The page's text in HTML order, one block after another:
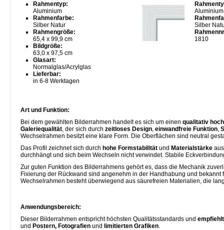
Rahmentyp:
Aluminium
Rahmenfarbe:
Silber Natur
Rahmengröße:
65,4 x 99,9 cm
Bildgröße:
63,0 x 97,5 cm
Glasart:
Normalglas/Acrylglas
Lieferbar:
in 6-8 Werktagen
Aluminium
Silber
1810
Art und Funktion:
Bei dem gewählten Bilderrahmen handelt es sich um einen qualitativ
Galeriequalität, der sich durch zeitloses Design, einwandfreie Funktion,
Wechselrahmen besitzt eine klare Form. Die Oberflächen sind neutral
Das Profil zeichnet sich durch hohe Formstabilität und Materialstärke
durchhängt und sich beim Wechseln nicht verwindet. Stabile
Zur guten Funktion des Bilderrahmens gehört es, dass die Mechanik
Fixierung der Rückwand sind angenehm in der Handhabung und bekannt
Wechselrahmen besteht überwiegend aus säurefreien Materialien, die
Anwendungsbereich:
Dieser Bilderrahmen entspricht höchsten Qualitätsstandards und
und Postern, Fotografien und limitierten Grafiken.